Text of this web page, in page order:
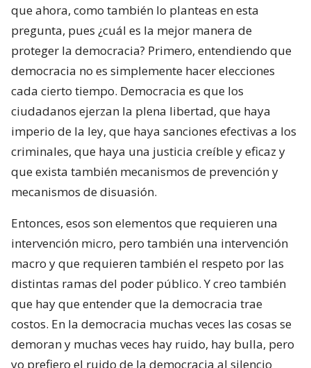
que ahora, como también lo planteas en esta
pregunta, pues ¿cuál es la mejor manera de
proteger la democracia? Primero, entendiendo que
democracia no es simplemente hacer elecciones
cada cierto tiempo. Democracia es que los
ciudadanos ejerzan la plena libertad, que haya
imperio de la ley, que haya sanciones efectivas a los
criminales, que haya una justicia creíble y eficaz y
que exista también mecanismos de prevención y
mecanismos de disuasión.
Entonces, esos son elementos que requieren una
intervención micro, pero también una intervención
macro y que requieren también el respeto por las
distintas ramas del poder público. Y creo también
que hay que entender que la democracia trae
costos. En la democracia muchas veces las cosas se
demoran y muchas veces hay ruido, hay bulla, pero
yo prefiero el ruido de la democracia al silencio